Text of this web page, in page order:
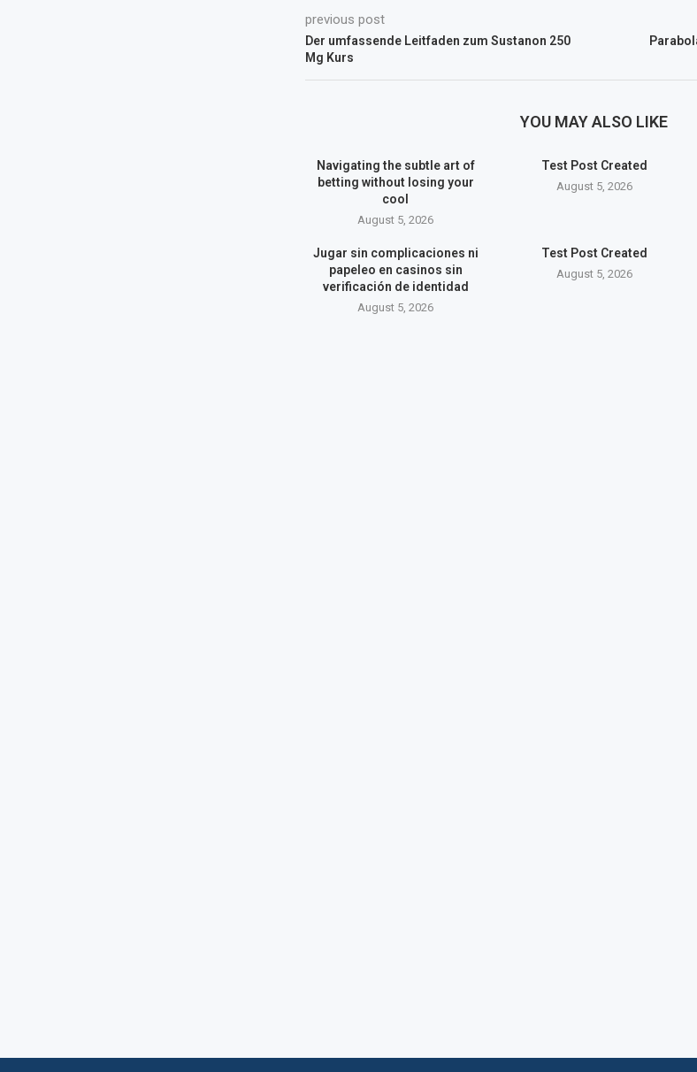
previous post
Der umfassende Leitfaden zum Sustanon 250
Mg Kurs
YOU MAY ALSO LIKE
Navigating the subtle art of
betting without losing your
cool
August 5, 2026
Test Post Created
August 5, 2026
Jugar sin complicaciones ni
papeleo en casinos sin
verificación de identidad
August 5, 2026
Test Post Created
August 5, 2026